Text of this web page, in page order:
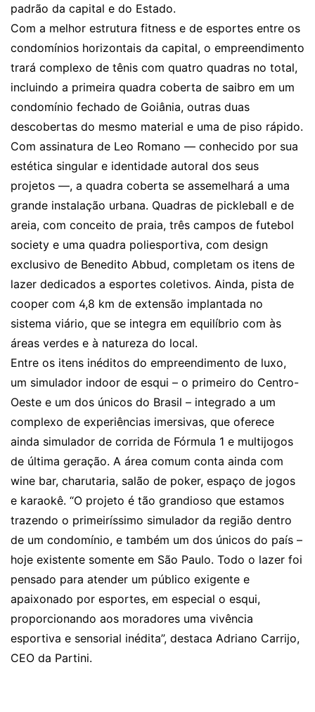
padrão da capital e do Estado.
Com a melhor estrutura fitness e de esportes entre os
condomínios horizontais da capital, o empreendimento
trará complexo de tênis com quatro quadras no total,
incluindo a primeira quadra coberta de saibro em um
condomínio fechado de Goiânia, outras duas
descobertas do mesmo material e uma de piso rápido.
Com assinatura de Leo Romano — conhecido por sua
estética singular e identidade autoral dos seus
projetos —, a quadra coberta se assemelhará a uma
grande instalação urbana. Quadras de pickleball e de
areia, com conceito de praia, três campos de futebol
society e uma quadra poliesportiva, com design
exclusivo de Benedito Abbud, completam os itens de
lazer dedicados a esportes coletivos. Ainda, pista de
cooper com 4,8 km de extensão implantada no
sistema viário, que se integra em equilíbrio com às
áreas verdes e à natureza do local.
Entre os itens inéditos do empreendimento de luxo,
um simulador indoor de esqui – o primeiro do Centro-
Oeste e um dos únicos do Brasil – integrado a um
complexo de experiências imersivas, que oferece
ainda simulador de corrida de Fórmula 1 e multijogos
de última geração. A área comum conta ainda com
wine bar, charutaria, salão de poker, espaço de jogos
e karaokê. “O projeto é tão grandioso que estamos
trazendo o primeiríssimo simulador da região dentro
de um condomínio, e também um dos únicos do país –
hoje existente somente em São Paulo. Todo o lazer foi
pensado para atender um público exigente e
apaixonado por esportes, em especial o esqui,
proporcionando aos moradores uma vivência
esportiva e sensorial inédita”, destaca Adriano Carrijo,
CEO da Partini.